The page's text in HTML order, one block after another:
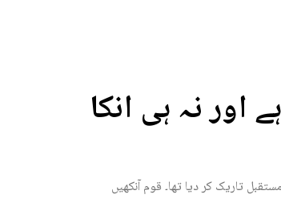
اور نہ ہی انکا
بینچ بنا تھا جس نے ملک کا مستقبل تاریک کر دیا تھا۔ قوم آنکھیں